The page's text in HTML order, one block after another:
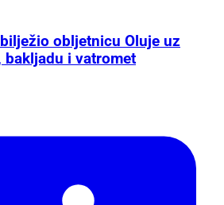
obljetnicu Oluje uz
bakljadu i vatromet